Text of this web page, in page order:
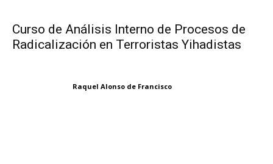
Curso de Análisis Interno de Procesos de
Radicalización en Terroristas Yihadistas
Raquel Alonso de Francisco